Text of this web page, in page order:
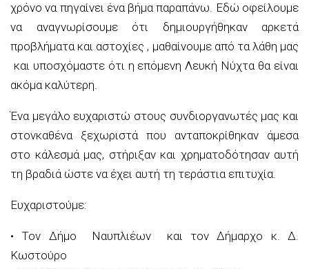
χρόνο να πηγαίνει ένα βήμα παραπάνω. Εδώ οφείλουμε
να αναγνωρίσουμε ότι δημιουργήθηκαν αρκετά
προβλήματα και αστοχίες , μαθαίνουμε από τα λάθη μας
και υποσχόμαστε ότι η επόμενη Λευκή Νύχτα θα είναι
ακόμα καλύτερη.
Ένα μεγάλο ευχαριστώ στους συνδιοργανωτές μας και
στονκαθένα ξεχωριστά που ανταποκρίθηκαν άμεσα
στο κάλεσμά μας, στήριξαν και χρηματοδότησαν αυτή
τη βραδιά ώστε να έχει αυτή τη τεράστια επιτυχία.
Ευχαριστούμε:
•Τον Δήμο Ναυπλιέων και τον Δήμαρχο κ. Δ.
Κωστούρο